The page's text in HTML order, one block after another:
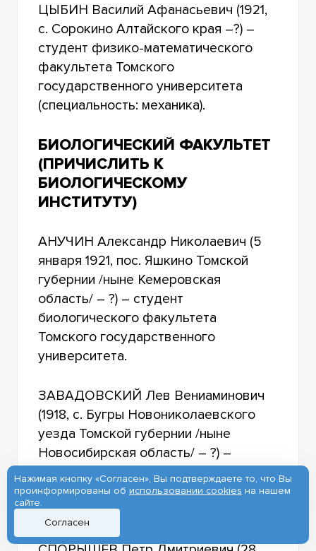
ЦЫБИН Василий Афанасьевич (1921,
с. Сорокино Алтайского края –?) –
студент физико-математического
факультета Томского
государственного университета
(специальность: механика).
БИОЛОГИЧЕСКИЙ ФАКУЛЬТЕТ
(ПРИЧИСЛИТЬ К
БИОЛОГИЧЕСКОМУ
ИНСТИТУТУ)
АНУЧИН Александр Николаевич (5
января 1921, пос. Яшкино Томской
губернии /ныне Кемеровская
область/ – ?) – студент
биологического факультета
Томского государственного
университета.
ЗАВАДОВСКИЙ Лев Вениаминович
(1918, с. Бугры Новониколаевского
уезда Томской губернии /ныне
Новосибирская область/ – ?) –
студент биологического факультета
Томского государственного
университета.
Нажимая кнопку «Согласен», Вы подтверждаете то, что Вы
проинформированы об использовании cookies на нашем
сайте.
Согласен